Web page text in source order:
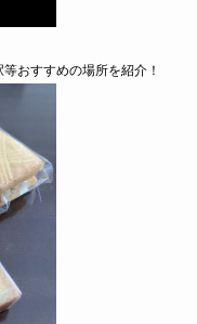
おすすめの場所を紹介！